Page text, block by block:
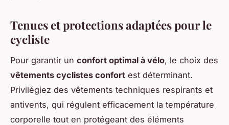
Tenues et protections adaptées pour le
cycliste
Pour garantir un confort optimal à vélo, le choix des
vêtements cyclistes confort est déterminant.
Privilégiez des vêtements techniques respirants et
antivents, qui régulent efficacement la température
corporelle tout en protégeant des éléments